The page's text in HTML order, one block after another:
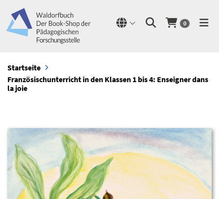
0
Startseite
Französischunterricht in den Klassen 1 bis 4: Enseigner dans
la joie